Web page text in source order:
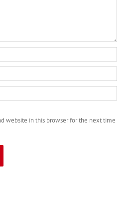
website in this browser for the next time